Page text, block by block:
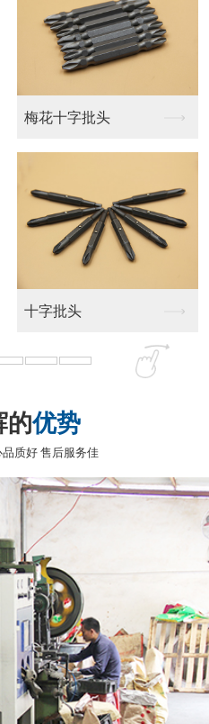
测电笔
测电笔
测电笔
的优势
品质好 售后服务佳